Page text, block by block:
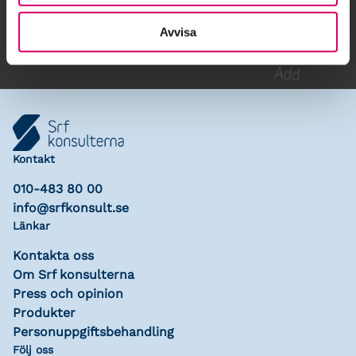
Avvisa
Lägg till i kalender
Kontakt
010-483 80 00
info@srfkonsult.se
Länkar
Kontakta oss
Om Srf konsulterna
Press och opinion
Produkter
Personuppgiftsbehandling
Följ oss